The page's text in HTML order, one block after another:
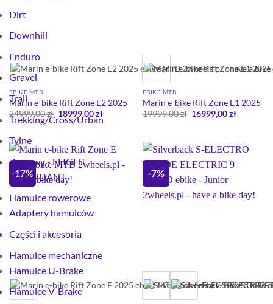
Dirt
Downhill
Enduro
Gravel
Trail
Trekking/Cross/Urban
Tylne
Zestawy - FLIGHT
ATTENDANT
Hamulce rowerowe
Adaptery hamulców
Części i akcesoria
Hamulce mechaniczne
Hamulce U-Brake
Hamulce V-Brake
EBIKE MTB
Marin e-bike Rift Zone E2 2025
24999,00zł Pierwotna
cena
18999,00złAktualna
cena
EBIKE MTB
Marin e-bike Rift Zone E1 2025
19999,00zł Pierwotna
16999,00złAktualna
-17% -7%